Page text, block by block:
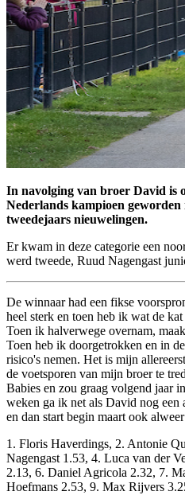
In navolging van broer David is
Nederlands kampioen
tweedejaars nieuwelingen.
Er kwam in deze categorie een
werd tweede, Ruud Nagengast
De winnaar had een fikse
heel sterk en toen heb ik wat de
Toen ik halverwege overnam,
Toen heb ik doorgetrokken en in
risico's nemen. Het is mijn
de voetsporen van mijn broer te
Babies en zou graag volgend jaar
weken ga ik net als David nog een
en dan start begin maart ook
1. Floris Haverdings, 2. Antonie
Nagengast 1.53, 4. Luca van der
2.13, 6. Daniel Agricola 2.32, 7.
Hoefmans 2.53, 9. Max Rijvers